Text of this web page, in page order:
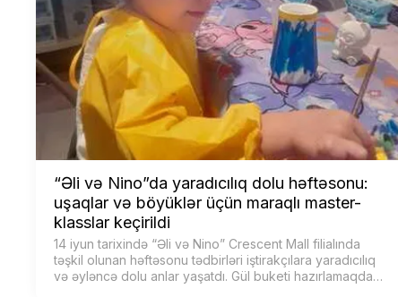
“Əli və Nino”da yaradıcılıq dolu həftəsonu:
uşaqlar və böyüklər üçün maraqlı master-
klasslar keçirildi
14 iyun tarixində “Əli və Nino” Crescent Mall filialında
təşkil olunan həftəsonu tədbirləri iştirakçılara yaradıcılıq
və əyləncə dolu anlar yaşatdı. Gül buketi hazırlamaqdan